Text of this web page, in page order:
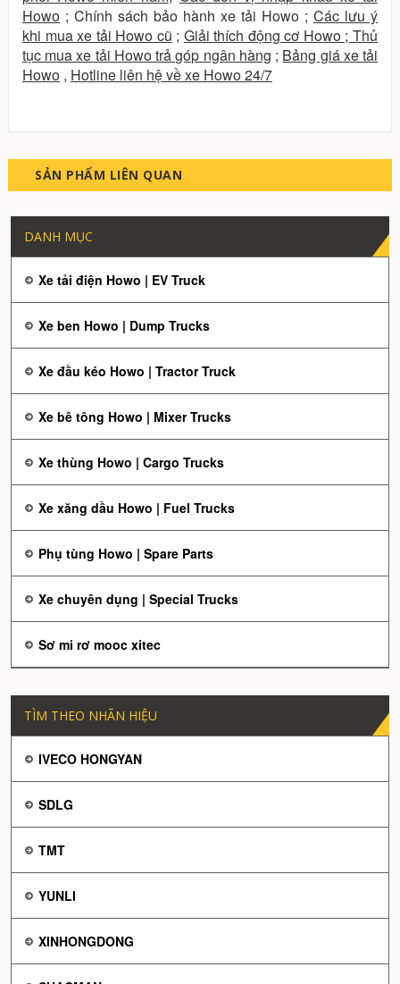
Howo ; Chính sách bảo hành xe tải Howo ; Các lưu ý
khi mua xe tải Howo cũ ; Giải thích động cơ Howo;Thủ
tục mua xe tải Howo trả góp ngân hàng ; Bảng giá xe tải
Howo , Hotline liên hệ về xe Howo 24/7
SẢN PHẨM LIÊN QUAN
DANH MỤC
Xe tải điện Howo | EV Truck
Xe ben Howo | Dump Trucks
Xe đầu kéo Howo | Tractor Truck
Xe bê tông Howo | Mixer Trucks
Xe thùng Howo | Cargo Trucks
Xe xăng dầu Howo | Fuel Trucks
Phụ tùng Howo | Spare Parts
Xe chuyên dụng | Special Trucks
Sơ mi rơ mooc xitec
TÌM THEO NHÃN HIỆU
IVECO HONGYAN
SDLG
TMT
YUNLI
XINHONGDONG